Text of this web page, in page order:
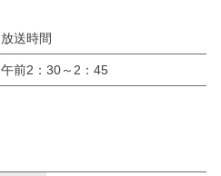
放送時間
午前2：30～2：45